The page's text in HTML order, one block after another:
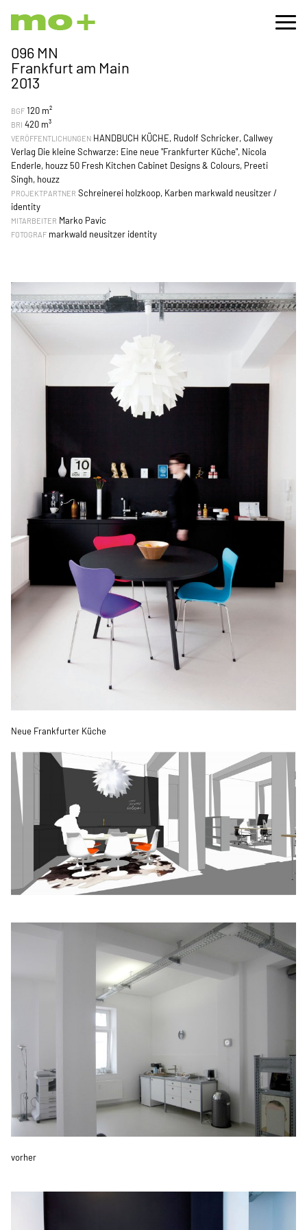
096 MN
Frankfurt am Main
2013
BGF 120 m²
BRI 420 m³
VERÖFFENTLICHUNGEN HANDBUCH KÜCHE, Rudolf Schricker, Callwey
Verlag Die kleine Schwarze: Eine neue "Frankfurter Küche", Nicola
Enderle, houzz 50 Fresh Kitchen Cabinet Designs & Colours, Preeti
Singh, houzz
PROJEKTPARTNER Schreinerei holzkoop, Karben markwald neusitzer /
identity
MITARBEITER Marko Pavic
FOTOGRAF markwald neusitzer identity
Neue Frankfurter Küche
vorher